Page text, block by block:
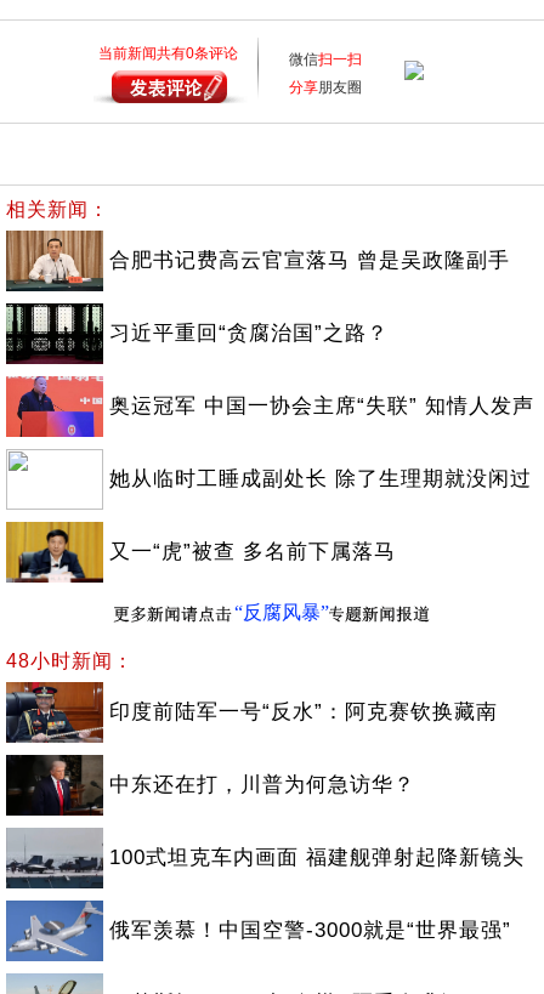
当前新闻共有0条评论 微信扫一扫
分享朋友圈
相关新闻：
合肥书记费高云官宣落马 曾是吴政隆副手
习近平重回“贪腐治国”之路？
奥运冠军 中国一协会主席“失联” 知情人发声
她从临时工睡成副处长 除了生理期就没闲过
又一“虎”被查 多名前下属落马
“反腐风暴”
48小时新闻：
印度前陆军一号“反水”：阿克赛钦换藏南
中东还在打，川普为何急访华？
100式坦克车内画面 福建舰弹射起降新镜头
俄军羡慕！中国空警-3000就是“世界最强”